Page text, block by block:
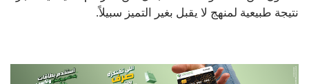
نتيجة طبيعية لمنهج لا يقبل بغير التميز سبيلاً.